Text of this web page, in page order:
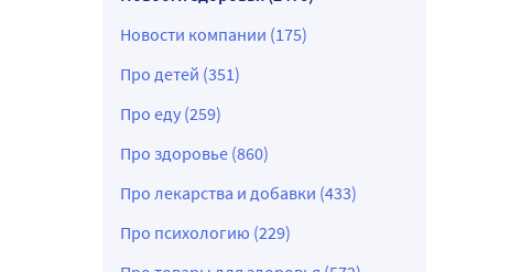
Новости компании (175)
Про детей (351)
Про еду (259)
Про здоровье (860)
Про лекарства и добавки (433)
Про психологию (229)